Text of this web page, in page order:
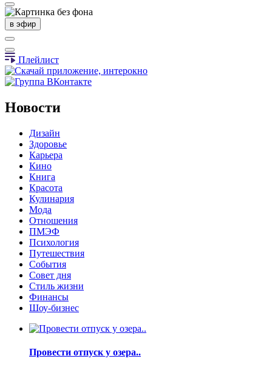
в эфир
Плейлист
Новости
Дизайн
Здоровье
Карьера
Кино
Книга
Красота
Кулинария
Мода
Отношения
ПМЭФ
Психология
Путешествия
События
Совет дня
Стиль жизни
Финансы
Шоу-бизнес
Провести отпуск у озера..